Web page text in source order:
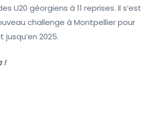
U20 géorgiens à 11 reprises. Il s’est
challenge à Montpellier pour
jusqu’en 2025.
!